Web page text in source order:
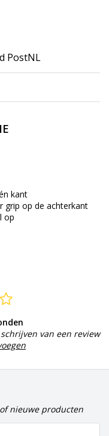
PostNL
kant
grip op de achterkant
op
van een review
nieuwe producten